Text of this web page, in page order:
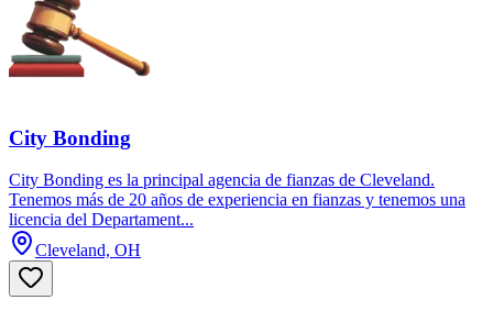
City Bonding
City Bonding es la principal agencia de fianzas de Cleveland.
Tenemos más de 20 años de experiencia en fianzas y tenemos una
licencia del Departament...
Cleveland, OH